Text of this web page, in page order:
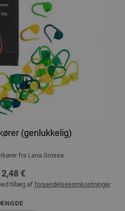
(genlukkelig)
fra Lana Grossa
2,48 €
tillæg af forsendelsesomkostninger